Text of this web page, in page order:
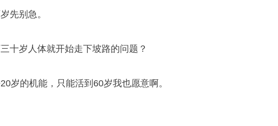
先别急。
十岁人体就开始走下坡路的问题？
岁的机能，只能活到60岁我也愿意啊。